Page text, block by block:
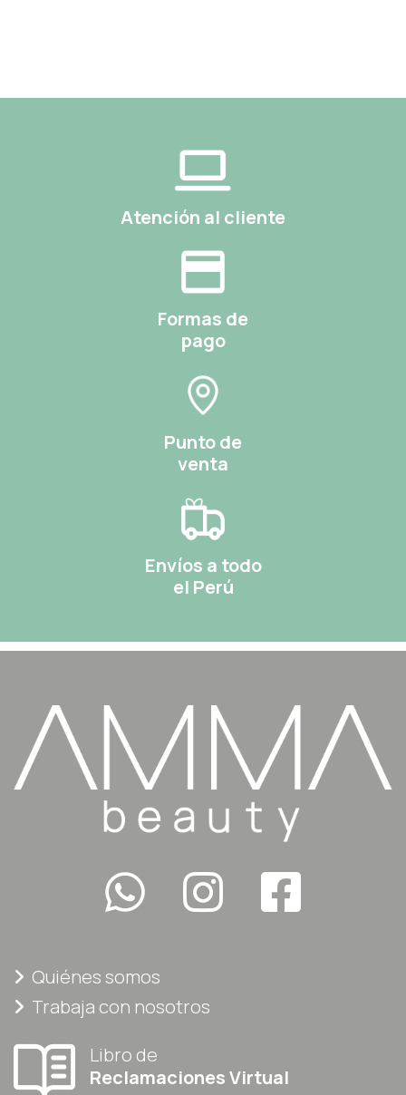
Atención al cliente
Formas de
pago
Punto de
venta
Envíos a todo
el Perú
Quiénes somos
Trabaja con nosotros
Libro de
Reclamaciones Virtual